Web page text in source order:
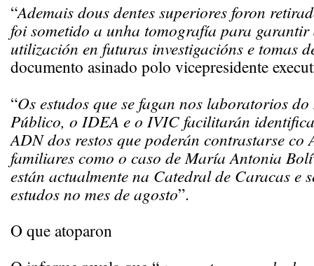
“Ademais dous dentes superiores foron
foi sometido a unha tomografía para garantir
utilización en futuras investigacións e tomas
documento asinado polo vicepresidente
“Os estudos que se fagan nos laboratorios
Público, o IDEA e o IVIC facilitarán
ADN dos restos que poderán contrastarse co
familiares como o caso de María Antonia
están actualmente na Catedral de Caracas e
estudos no mes de agosto”.
O que atoparon